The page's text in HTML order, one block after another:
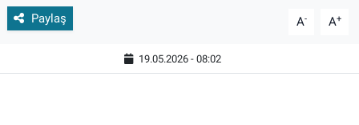
Paylaş A- A+
19.05.2026 - 08:02